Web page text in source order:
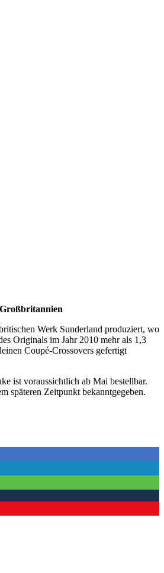
Werk Sunderland produziert, wo
Originals im Jahr 2010 mehr als 1,3
Coupé-Crossovers gefertigt
ist voraussichtlich ab Mai bestellbar.
späteren Zeitpunkt bekanntgegeben.